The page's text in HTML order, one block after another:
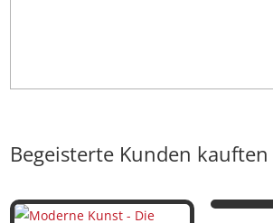
Begeisterte Kunden